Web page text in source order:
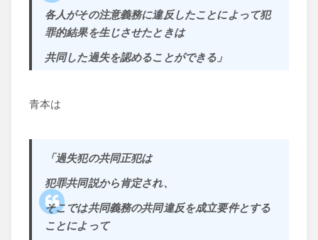
各人がその注意義務に違反したことによって犯
罪的結果を生じさせたときは
共同した過失を認めることができる」
青本は
「過失犯の共同正犯は
犯罪共同説から肯定され、
そこでは共同義務の共同違反を成立要件とする
ことによって